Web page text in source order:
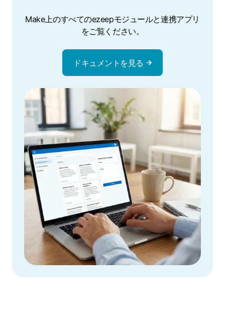
Make上のすべてのezeepモジュールと連携アプリ
をご覧ください。
ドキュメントを見る